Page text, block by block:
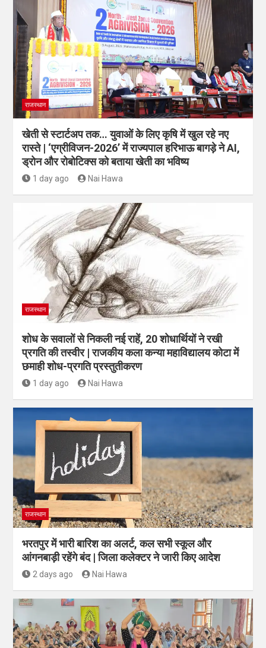
राजस्थान
खेती से स्टार्टअप तक… युवाओं के लिए कृषि में खुल रहे नए
रास्ते | ‘एग्रीविजन-2026’ में राज्यपाल हरिभाऊ बागड़े ने AI,
ड्रोन और रोबोटिक्स को बताया खेती का भविष्य
1 day ago Nai Hawa
राजस्थान
शोध के सवालों से निकली नई राहें, 20 शोधार्थियों ने रखी
प्रगति की तस्वीर | राजकीय कला कन्या महाविद्यालय कोटा में
छमाही शोध-प्रगति प्रस्तुतीकरण
1 day ago Nai Hawa
राजस्थान
भरतपुर में भारी बारिश का अलर्ट, कल सभी स्कूल और
आंगनबाड़ी रहेंगे बंद | जिला कलेक्टर ने जारी किए आदेश
2 days ago Nai Hawa